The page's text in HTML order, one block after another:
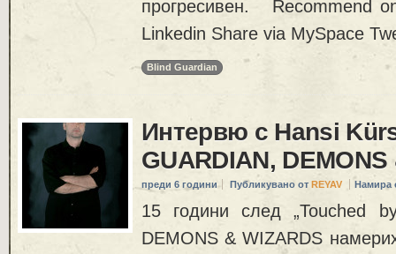
прогресивен. Recommend
Linkedin Share via MySpace
Blind Guardian
Интервю с Hansi
GUARDIAN,
преди 6 години Публикувано от REYAV Намира
15 години след „Touched
DEMONS & WIZARDS